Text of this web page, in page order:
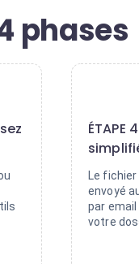
phases
ÉTAPE
Le
envoyé
par
votre